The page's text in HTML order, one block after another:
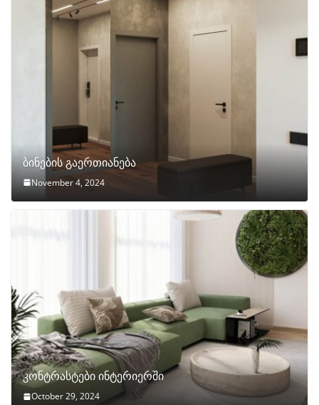
ბინების გაერთიანება
November 4, 2024
კონტრასტები ინტერიერში
October 29, 2024